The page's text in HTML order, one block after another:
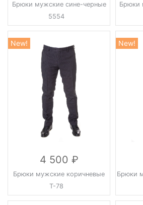
Брюки мужские сине-черные
5554
Брюки
New!
4 500
Брюки мужские коричневые
Т-78
New!
Брюки